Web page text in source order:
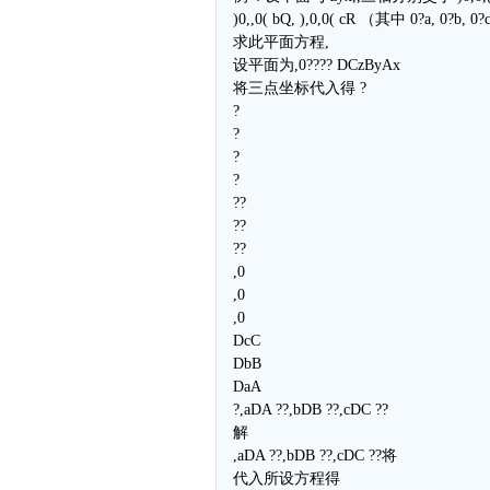
)0,,0( bQ, ),0,0( cR （其中 0?a, 0?b,
求此平面方程,
设平面为,0???? DCzByAx
将三点坐标代入得 ?
?
?
?
?
??
??
??
,0
,0
,0
DcC
DbB
DaA
?,aDA ??,bDB ??,cDC ??
解
,aDA ??,bDB ??,cDC ??将
代入所设方程得